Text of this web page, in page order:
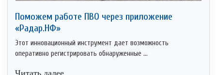
Поможем работе ПВО через приложение
«Радар.НФ»
Этот инновационный инструмент дает возможность
оперативно регистрировать обнаруженные ...